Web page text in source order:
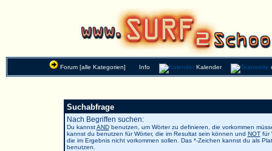
Forum [alle Kategorien] Info Kalender
Suchabfrage
Nach Begriffen suchen:
Du kannstANDbenutzen, um Wörter zu definieren, die vorkommen
kannst du benutzen für Wörter, die im Resultat sein können und NOTfür
die im Ergebnis nicht vorkommen sollen. Das *-Zeichen kannst du als
benutzen.